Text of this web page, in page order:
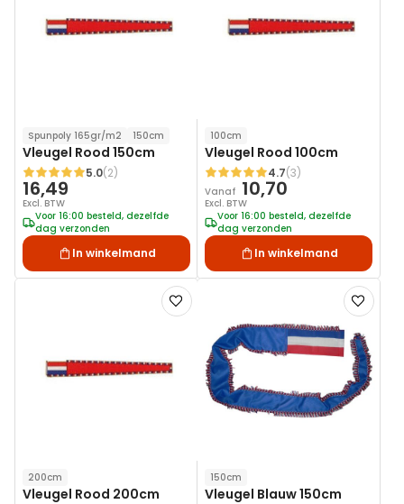
Spunpoly 165gr/m2 150cm
Vleugel Rood 150cm
Waardering:
5.0(2)
16,49
Excl. BTW
Voor 16:00 besteld, dezelfde
dag verzonden
In winkelmand
100cm
Vleugel Rood 100cm
Waardering:
4.7(3)
Vanaf 10,70
Excl. BTW
Voor 16:00 besteld, dezelfde
dag verzonden
In winkelmand
Voeg
toe
verlanglijst
200cm
Vleugel Rood 200cm
Voeg
toe
aan
150cm
Vleugel Blauw 150cm